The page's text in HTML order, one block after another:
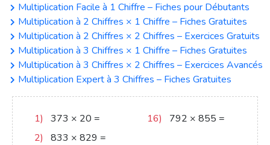
Multiplication Facile à 1 Chiffre – Fiches pour Débutants
Multiplication à 2 Chiffres × 1 Chiffre – Fiches Gratuites
Multiplication à 2 Chiffres × 2 Chiffres – Exercices Gratuits
Multiplication à 3 Chiffres × 1 Chiffre – Fiches Gratuites
Multiplication à 3 Chiffres × 2 Chiffres – Exercices Avancés
Multiplication Expert à 3 Chiffres – Fiches Gratuites
1) 373 × 20 =
2)
833 × 829 =
16) 792 × 855 =